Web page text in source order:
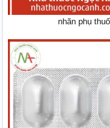
nhãn phụ